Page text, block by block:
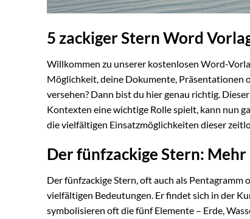
5 zackiger Stern Word
Willkommen zu unserer kostenlosen Word-
Möglichkeit, deine Dokumente, Präsentationen
versehen? Dann bist du hier genau richtig.
Kontexten eine wichtige Rolle spielt, kann nun
die vielfältigen Einsatzmöglichkeiten dieser
Der fünfzackige Stern: Mehr
Der fünfzackige Stern, oft auch als
vielfältigen Bedeutungen. Er findet sich in der
symbolisieren oft die fünf Elemente – Erde,